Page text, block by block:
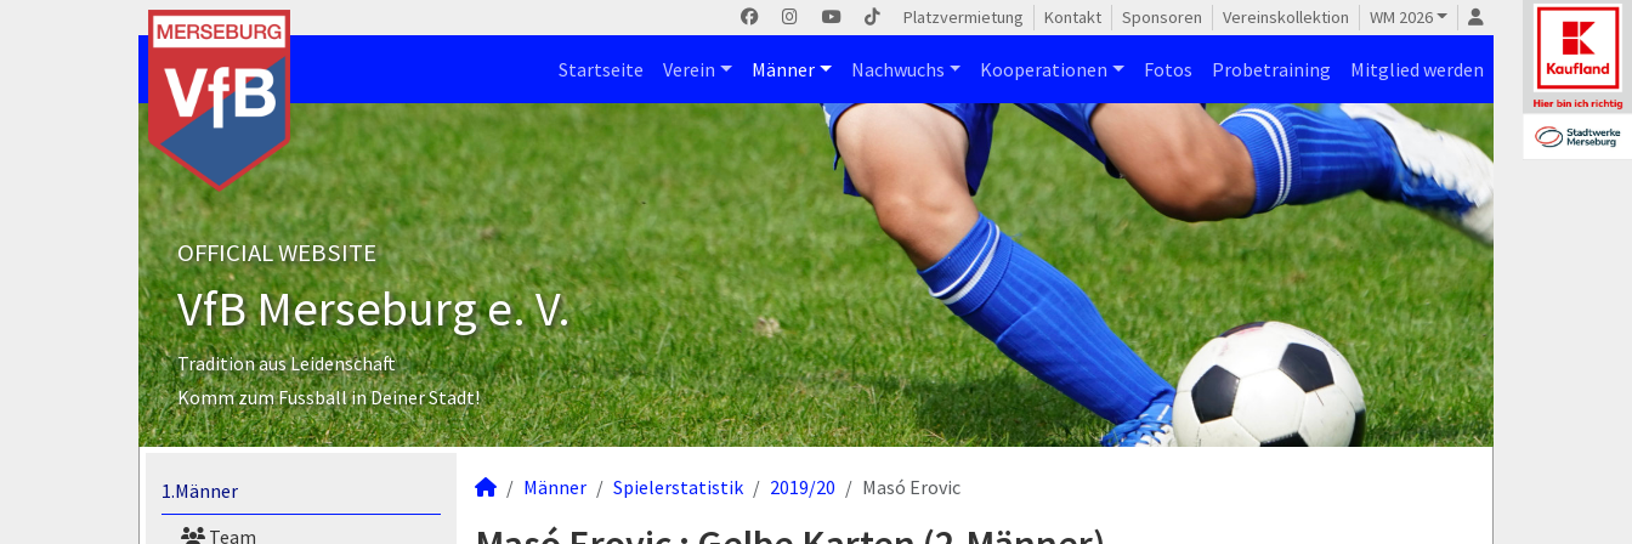
Platzvermietung Kontakt Sponsoren Vereinskollektion WM 2026
Startseite Verein Männer Nachwuchs Kooperationen Fotos Probetraining Mitglied werden
OFFICIAL WEBSITE
VfB Merseburg e. V.
Tradition aus Leidenschaft
Komm zum Fussball in Deiner Stadt!
1.Männer
Team
Männer Spielerstatistik 2019/20 Masó Erovic